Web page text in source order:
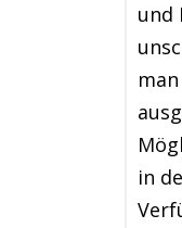
und
in